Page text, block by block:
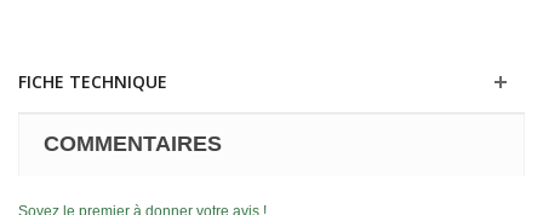
FICHE TECHNIQUE
COMMENTAIRES
Soyez le premier à donner votre avis !